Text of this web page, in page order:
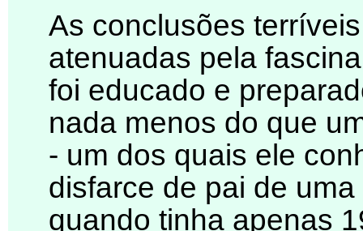
As conclusões
atenuadas pela
foi educado e
nada menos do que
- um dos quais ele
disfarce de pai de
quando tinha apenas